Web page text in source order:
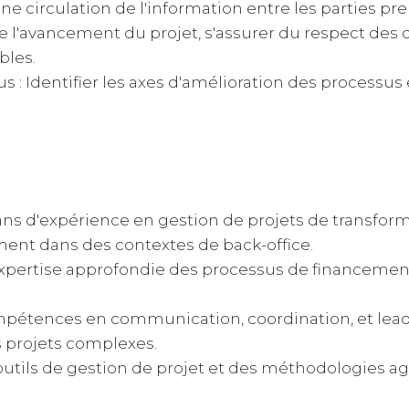
circulation de l'information entre les parties
l'avancement du projet, s'assurer du respect des
: Identifier les axes d'amélioration des
d'expérience en gestion de projets de
dans des contextes de back-office.
approfondie des processus de
en communication, coordination, et
complexes.
de gestion de projet et des méthodologies